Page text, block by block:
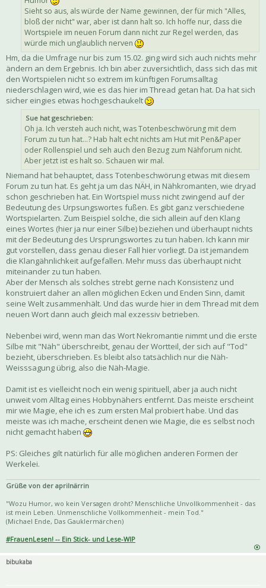
Sieht so aus, als würde der Name gewinnen, der für mich "Alles,
bloß der nicht" war, aber ist dann halt so. Ich hoffe nur, dass die
Wortspiele im neuen Forum dann nicht zur Regel werden, das
würde mich unglaublich nerven
Hm, da die Umfrage nur bis zum 15.02. ging wird sich auch nichts mehr
ändern an dem Ergebnis. Ich bin aber zuversichtlich, dass sich das mit
den Wortspielen nicht so extrem im künftigen Forumsalltag
niederschlagen wird, wie es das hier im Thread getan hat. Da hat sich
sicher eingies etwas hochgeschaukelt
Sue hat geschrieben:
Oh ja. Ich versteh auch nicht, was Totenbeschwörung mit dem
Forum zu tun hat...? Hab halt echt nichts am Hut mit Pen&Paper
oder Rollenspiel und seh auch den Bezug zum Nähforum nicht.
Aber jetzt ist es halt so. Schauen wir mal.
Niemand hat behauptet, dass Totenbeschwörung etwas mit diesem
Forum zu tun hat. Es geht ja um das NÄH, in Nähkromanten, wie dryad
schon geschrieben hat. Ein Wortspiel muss nicht zwingend auf der
Bedeutung des Urpsungswortes fußen. Es gibt ganz verschiedene
Wortspielarten. Zum Beispiel solche, die sich allein auf den Klang
eines Wortes (hier ja nur einer Silbe) beziehen und überhaupt nichts
mit der Bedeutung des Ursprungswortes zu tun haben. Ich kann mir
gut vorstellen, dass genau dieser Fall hier vorliegt. Da ist jemandem
die Klangähnlichkeit aufgefallen. Mehr muss das überhaupt nicht
miteinander zu tun haben.
Aber der Mensch als solches strebt gerne nach Konsistenz und
konstruiert daher an allen möglichen Ecken und Enden Sinn, damit
seine Welt zusammenhält. Und das wurde hier in dem Thread mit dem
neuen Wort dann auch gleich mal exzessiv betrieben.
Nebenbei wird, wenn man das Wort Nekromantie nimmt und die erste
Silbe mit "Näh" überschreibt, genau der Wortteil, der sich auf "Tod"
bezieht, überschrieben. Es bleibt also tatsächlich nur die Näh-
Weisssagung übrig, also die Näh-Magie.
Damit ist es vielleicht noch ein wenig spirituell, aber ja auch nicht
unweit vom Alltag eines Hobbynähers entfernt. Das meiste erscheint
mir wie Magie, ehe ich es zum ersten Mal probiert habe. Und das
meiste was ich mache, erscheint denen wie Magie, die es selbst noch
nicht gemacht haben
PS: Gleiches gilt natürlich für alle möglichen anderen Formen der
Werkelei.
Grüße von der aprilnärrin
"Wozu Humor, wo kein Versagen droht? Menschliche Unvollkommenheit - das
ist mein Leben. Unmenschliche Vollkommenheit - mein Tod."
(Michael Ende, Das Gauklermärchen)
#FrauenLesen! -- Ein Stick- und Lese-WIP
bibukaba